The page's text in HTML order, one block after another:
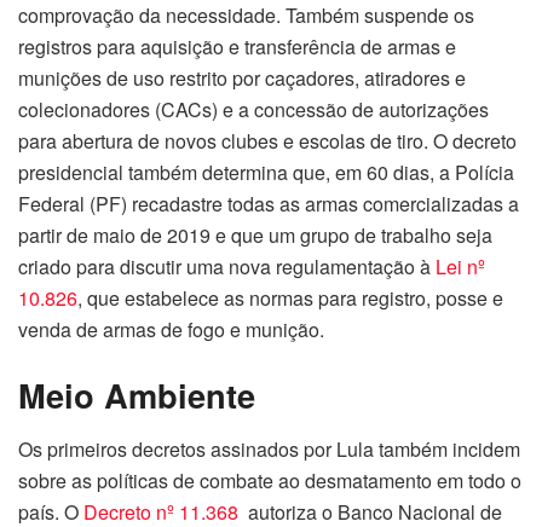
comprovação da necessidade. Também suspende os
registros para aquisição e transferência de armas e
munições de uso restrito por caçadores, atiradores e
colecionadores (CACs) e a concessão de autorizações
para abertura de novos clubes e escolas de tiro. O decreto
presidencial também determina que, em 60 dias, a Polícia
Federal (PF) recadastre todas as armas comercializadas a
partir de maio de 2019 e que um grupo de trabalho seja
criado para discutir uma nova regulamentação à Lei nº
10.826, que estabelece as normas para registro, posse e
venda de armas de fogo e munição.
Meio Ambiente
Os primeiros decretos assinados por Lula também incidem
sobre as políticas de combate ao desmatamento em todo o
país. O Decreto nº 11.368 autoriza o Banco Nacional de